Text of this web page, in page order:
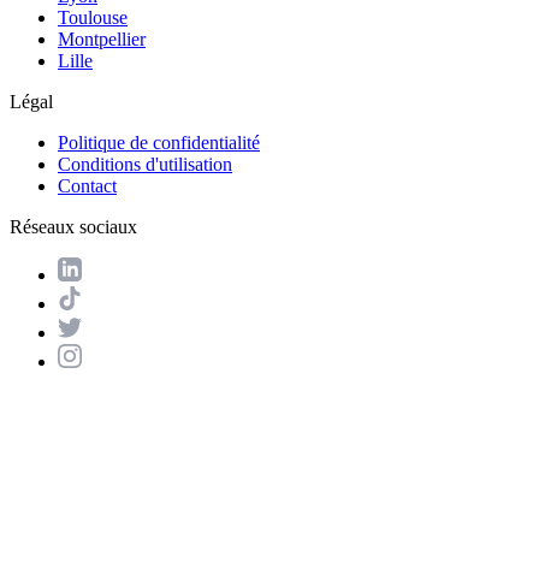
Toulouse
Montpellier
Lille
Légal
Politique de confidentialité
Conditions d'utilisation
Contact
Réseaux sociaux